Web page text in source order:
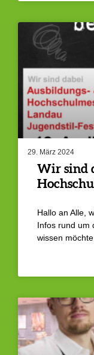
Wir sind
Hallo an Alle,
Infos rund um
wissen
29. März 2024